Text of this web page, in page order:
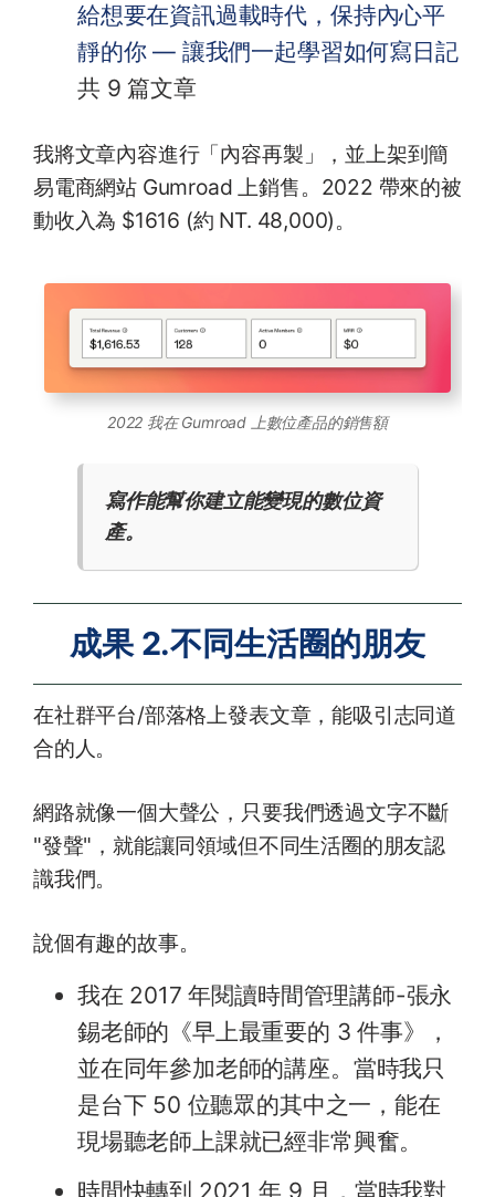
給想要在資訊過載時代，保持內心平
靜的你 — 讓我們一起學習如何寫日記
共 9 篇文章
我將文章內容進行「內容再製」，並上架到簡
易電商網站 Gumroad 上銷售。2022 帶來的被
動收入為 $1616 (約 NT. 48,000)。
2022 我在 Gumroad 上數位產品的銷售額
寫作能幫你建立能變現的數位資
產。
成果 2.不同生活圈的朋友
在社群平台/部落格上發表文章，能吸引志同道
合的人。
網路就像一個大聲公，只要我們透過文字不斷
"發聲"，就能讓同領域但不同生活圈的朋友認
識我們。
說個有趣的故事。
我在 2017 年閱讀時間管理講師-張永
錫老師的《早上最重要的 3 件事》，
並在同年參加老師的講座。當時我只
是台下 50 位聽眾的其中之一，能在
現場聽老師上課就已經非常興奮。
時間快轉到 2021 年 9 月，當時我對